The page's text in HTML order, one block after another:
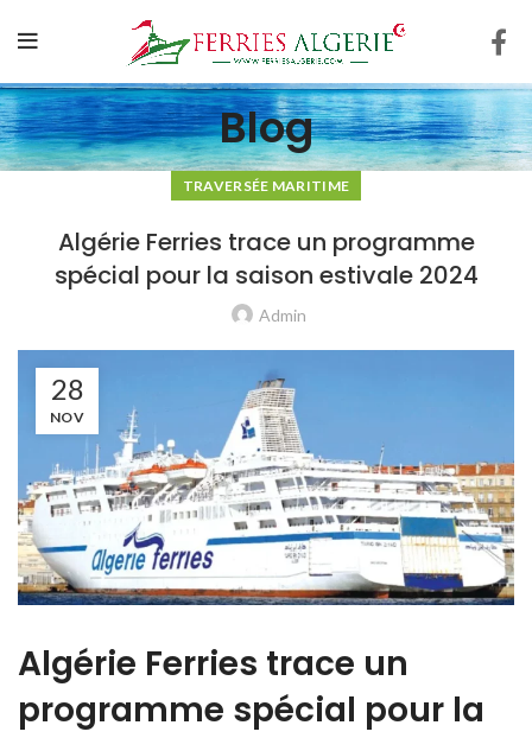
Blog
TRAVERSÉE MARITIME
Algérie Ferries trace un programme
spécial pour la saison estivale 2024
Admin
28
NOV
Algérie Ferries trace un
programme spécial pour la